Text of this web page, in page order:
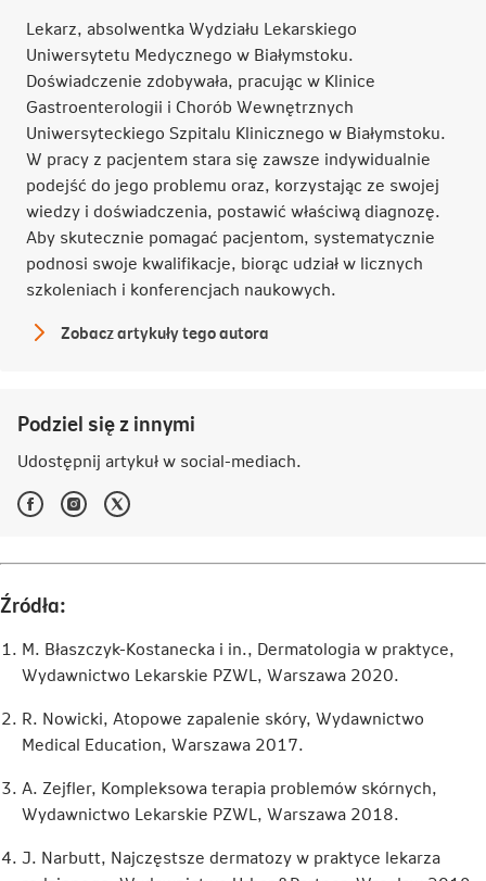
Lekarz, absolwentka Wydziału Lekarskiego
Uniwersytetu Medycznego w Białymstoku.
Doświadczenie zdobywała, pracując w Klinice
Gastroenterologii i Chorób Wewnętrznych
Uniwersyteckiego Szpitalu Klinicznego w Białymstoku.
W pracy z pacjentem stara się zawsze indywidualnie
podejść do jego problemu oraz, korzystając ze swojej
wiedzy i doświadczenia, postawić właściwą diagnozę.
Aby skutecznie pomagać pacjentom, systematycznie
podnosi swoje kwalifikacje, biorąc udział w licznych
szkoleniach i konferencjach naukowych.
lek.
Zobacz artykuły tego autora
Podziel się z innymi
Udostępnij artykuł w social-mediach.
Facebook
-
się
nowej
karcie
Instagram
-
się
Twitter
-
się
Źródła:
M. Błaszczyk-Kostanecka i in., Dermatologia w praktyce,
Wydawnictwo Lekarskie PZWL, Warszawa 2020.
R. Nowicki, Atopowe zapalenie skóry, Wydawnictwo
Medical Education, Warszawa 2017.
A. Zejfler, Kompleksowa terapia problemów skórnych,
Wydawnictwo Lekarskie PZWL, Warszawa 2018.
J. Narbutt, Najczęstsze dermatozy w praktyce lekarza